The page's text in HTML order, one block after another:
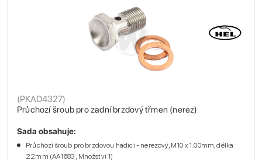
Průchozí šroub pro zadní brzdový třmen (nerez)
(PKAD4327)
Sada obsahuje:
Průchozí šroub pro brzdovou hadici - nerezový, M10 x 1.00mm, délka
22mm (AA1683 , Množství 1)